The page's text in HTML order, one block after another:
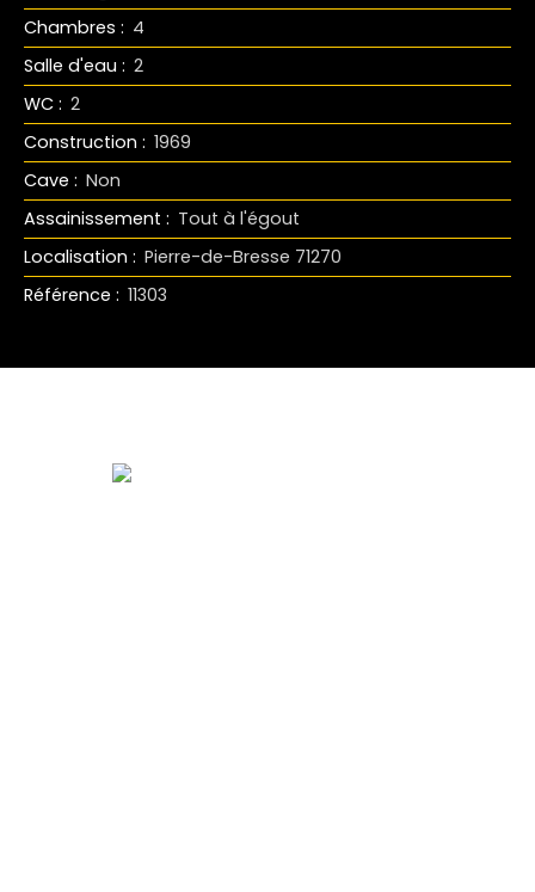
Chambres : 4
Salle d'eau : 2
WC : 2
Construction : 1969
Cave : Non
Assainissement : Tout à l'égout
Localisation : Pierre-de-Bresse 71270
Référence : 11303